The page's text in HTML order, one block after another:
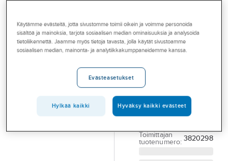
Konseptit
Palvelut
Kiinnitystarvikkeet, kannakointi ja asennustarvikkeet
Asennuskiskot, kierretangot ja tarvikkeet
L-kiskot
A-COLLECTION
L-kisko a-
30X30X2 ZN A-
COLLECTION
Toimittajan
tuotenumero: 3820298
Käytämme evästeitä, jotta sivustomme toimii oikein ja voimme personoida
sisältöä ja mainoksia, tarjota sosiaalisen median ominaisuuksia ja analysoida
tietoliikennettä. Jaamme myös tietoja tavasta, jolla käytät sivustoamme
sosiaalisen median, mainonta- ja analytiikkakumppaneidemme kanssa.
Evästeasetukset
Hylkää kaikki Hyväksy kaikki evästeet